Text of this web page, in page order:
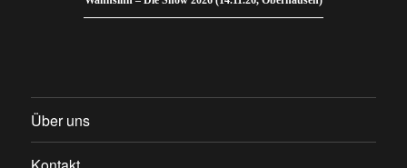
Über uns